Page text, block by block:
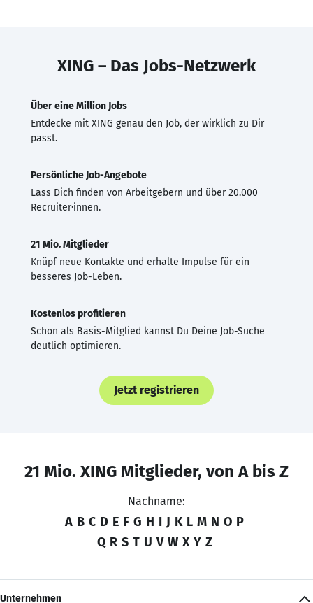
XING – Das Jobs-Netzwerk
Über eine Million Jobs
Entdecke mit XING genau den Job, der wirklich zu Dir
passt.
Persönliche Job-Angebote
Lass Dich finden von Arbeitgebern und über 20.000
Recruiter·innen.
21 Mio. Mitglieder
Knüpf neue Kontakte und erhalte Impulse für ein
besseres Job-Leben.
Kostenlos profitieren
Schon als Basis-Mitglied kannst Du Deine Job-Suche
deutlich optimieren.
Jetzt registrieren
21 Mio. XING Mitglieder, von A bis Z
Nachname:
A B C D E F G H I J K L M N O P
Q R S T U V W X Y Z
Unternehmen